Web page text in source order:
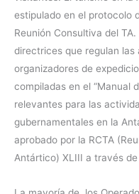
estipulado en el protocolo
Reunión Consultiva del
directrices que regulan
organizadores de
compiladas en el “Manual
relevantes para las
gubernamentales en la
aprobado por la RCTA
Antártico) XLIII a través